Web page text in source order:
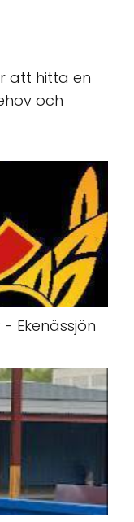
att hitta en
och
Ekenässjön